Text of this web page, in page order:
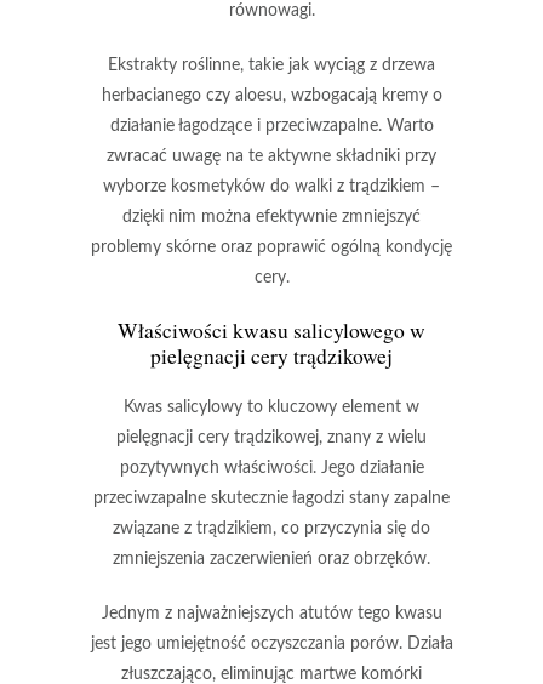
równowagi.
Ekstrakty roślinne, takie jak wyciąg z drzewa
herbacianegoczy aloesu, wzbogacają kremy o
działanie łagodzące i przeciwzapalne. Warto
zwracać uwagę na te aktywne składniki przy
wyborze kosmetyków do walki z trądzikiem –
dzięki nim można efektywnie zmniejszyć
problemy skórne oraz poprawić ogólną kondycję
cery.
Właściwości kwasu salicylowego w
pielęgnacji cery trądzikowej
Kwas salicylowy to kluczowy element w
pielęgnacji cery trądzikowej, znany z wielu
pozytywnych właściwości. Jego działanie
przeciwzapalne skutecznie łagodzi stany zapalne
związane z trądzikiem, co przyczynia się do
zmniejszenia zaczerwienień oraz obrzęków.
Jednym z najważniejszych atutów tego kwasu
jest jego umiejętność oczyszczania porów. Działa
złuszczająco, eliminując martwe komórki